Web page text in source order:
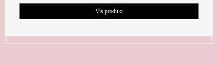
Vis produkt